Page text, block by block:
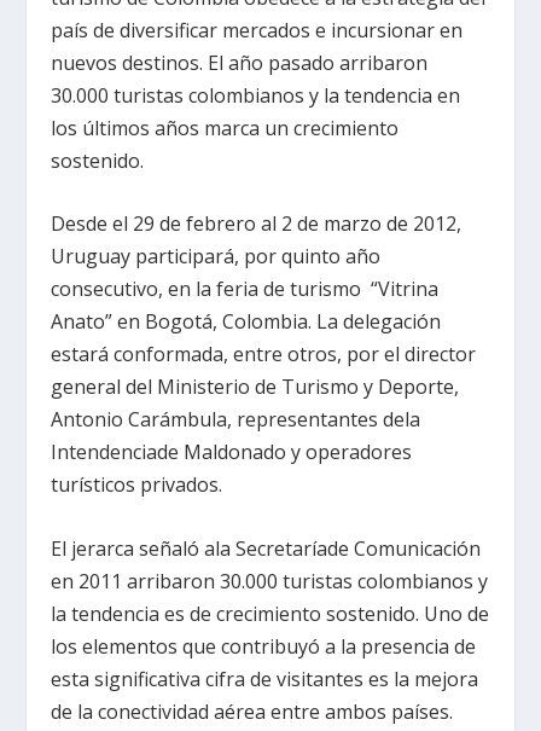
país de diversificar mercados e incursionar en
nuevos destinos. El año pasado arribaron
30.000 turistas colombianos y la tendencia en
los últimos años marca un crecimiento
sostenido.
Desde el 29 de febrero al 2 de marzo de 2012,
Uruguay participará, por quinto año
consecutivo, en la feria de turismo “Vitrina
Anato” en Bogotá, Colombia. La delegación
estará conformada, entre otros, por el director
general del Ministerio de Turismo y Deporte,
Antonio Carámbula, representantes dela
Intendenciade Maldonado y operadores
turísticos privados.
El jerarca señaló ala Secretaríade Comunicación
en 2011 arribaron 30.000 turistas colombianos y
la tendencia es de crecimiento sostenido. Uno de
los elementos que contribuyó a la presencia de
esta significativa cifra de visitantes es la mejora
de la conectividad aérea entre ambos países.